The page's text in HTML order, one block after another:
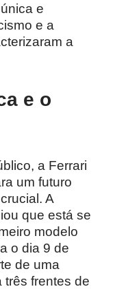
e
e a
a
e o
a Ferrari
um futuro
A
que está se
modelo
o dia 9 de
de uma
três frentes de